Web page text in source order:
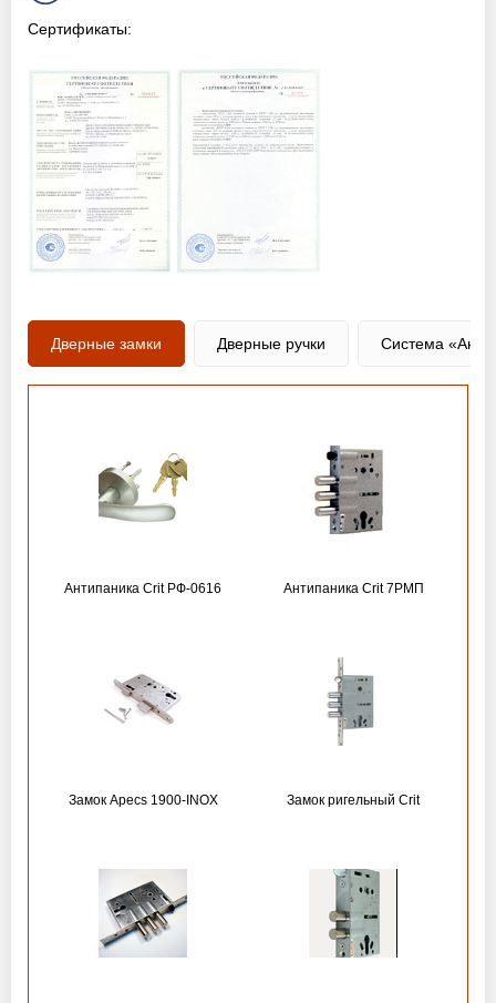
Сертификаты:
Дверные замки Дверные ручки Система
Антипаника Crit РФ-0616 Антипаника Crit 7РМП
Замок Apecs 1900-INOX Замок ригельный Crit